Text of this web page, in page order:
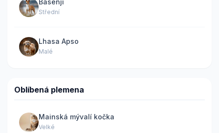
Basenji
Střední
Lhasa Apso
Malé
Oblíbená plemena
Mainská mývalí kočka
Velké